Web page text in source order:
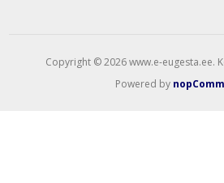
Copyright © 2026 www.e-eugesta.ee.
Powered by